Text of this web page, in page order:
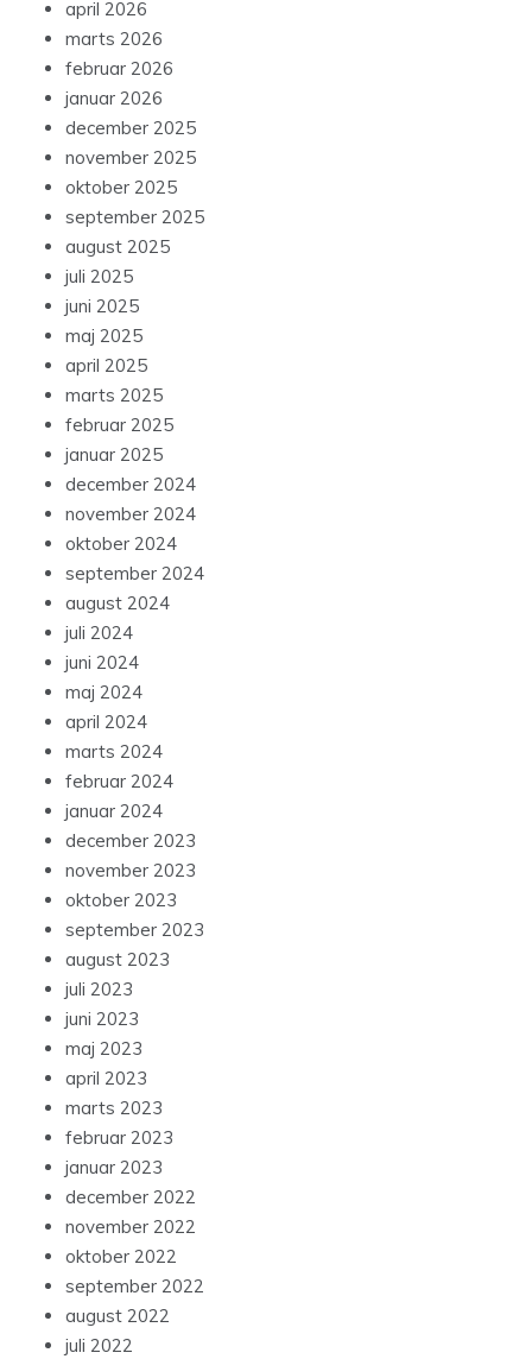
april 2026
marts 2026
februar 2026
januar 2026
december 2025
november 2025
oktober 2025
september 2025
august 2025
juli 2025
juni 2025
maj 2025
april 2025
marts 2025
februar 2025
januar 2025
december 2024
november 2024
oktober 2024
september 2024
august 2024
juli 2024
juni 2024
maj 2024
april 2024
marts 2024
februar 2024
januar 2024
december 2023
november 2023
oktober 2023
september 2023
august 2023
juli 2023
juni 2023
maj 2023
april 2023
marts 2023
februar 2023
januar 2023
december 2022
november 2022
oktober 2022
september 2022
august 2022
juli 2022